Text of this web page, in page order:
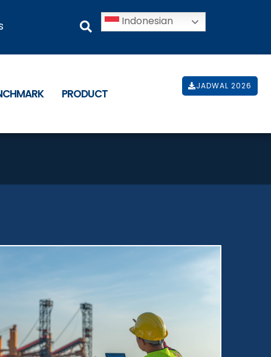
Indonesian
PRODUCT
JADWAL 2026